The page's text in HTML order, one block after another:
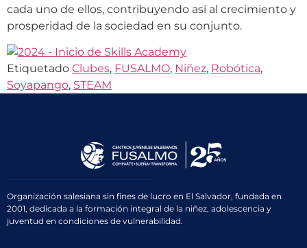
cada uno de ellos, contribuyendo así al crecimiento y
prosperidad de la sociedad en su conjunto.
Etiquetado Clubes, FUSALMO, Niñez, Robótica,
Soyapango, STEAM
Organización salesiana sin fines de lucro en El Salvador, fundada en
2001, dedicada a la formación integral de la niñez, adolescencia y
juventud en condiciones de vulnerabilidad.